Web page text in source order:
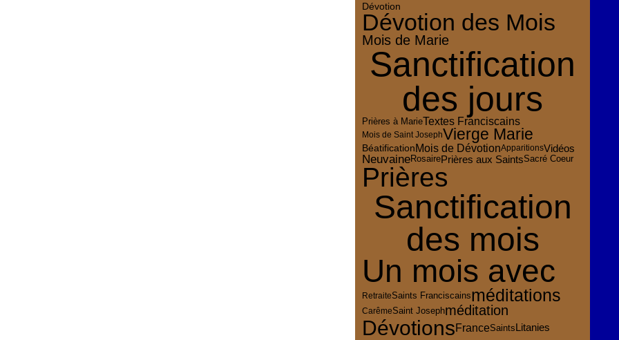
Dévotion
Dévotion des Mois
Mois de Marie
Sanctification
des jours
Prières à MarieTextes Franciscains
Mois de Saint JosephVierge Marie
BéatificationMois de DévotionApparitionsVidéos
NeuvaineRosairePrières aux SaintsSacré Coeur
Prières
Sanctification
des mois
Un mois avec
RetraiteSaints Franciscainsméditations
CarêmeSaint Josephméditation
DévotionsFranceSaints Litanies